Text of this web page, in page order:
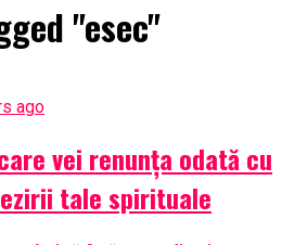
"esec"
ago
vei renunța odată cu
tale spirituale